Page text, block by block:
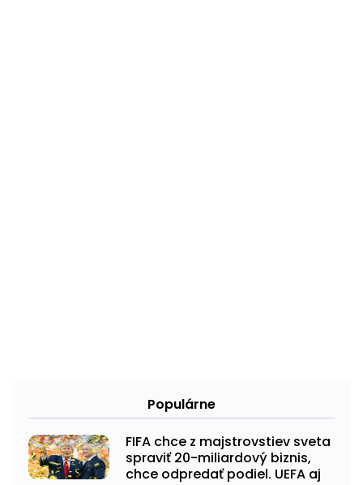
Populárne
FIFA chce z majstrovstiev sveta
spraviť 20-miliardový biznis,
chce odpredať podiel. UEFA aj